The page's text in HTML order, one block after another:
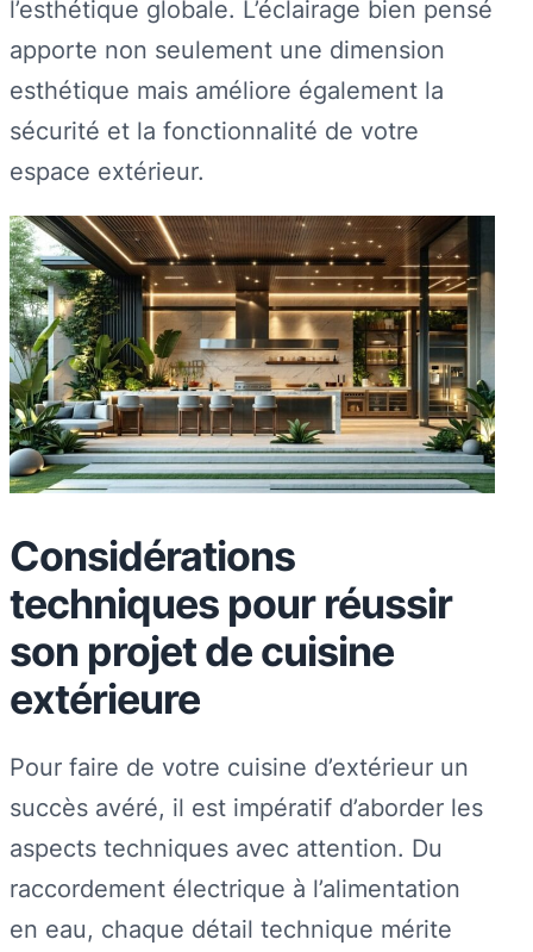
l’esthétique globale. L’éclairage bien pensé
apporte non seulement une dimension
esthétique mais améliore également la
sécurité et la fonctionnalité de votre
espace extérieur.
Considérations
techniques pour réussir
son projet de cuisine
extérieure
Pour faire de votre cuisine d’extérieur un
succès avéré, il est impératif d’aborder les
aspects techniques avec attention. Du
raccordement électrique à l’alimentation
en eau, chaque détail technique mérite